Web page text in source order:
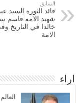
السابق
قائد الثورة السيد
شهيد الامة قاسم
خالدا في التاريخ
الامة
اراء